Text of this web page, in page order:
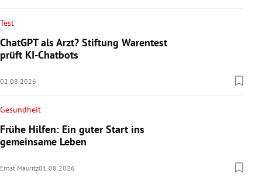
Test
ChatGPT als Arzt? Stiftung Warentest
prüft KI-Chatbots
02.08.2026
Gesundheit
Frühe Hilfen: Ein guter Start ins
gemeinsame Leben
Ernst Mauritz01.08.2026